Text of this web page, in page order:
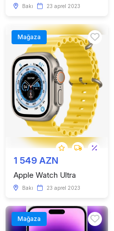
Bakı 23 aprel 2023
Mağaza
1 549 AZN
Apple Watch Ultra
Bakı 23 aprel 2023
Mağaza